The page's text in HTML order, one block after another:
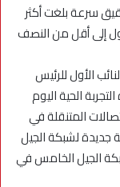
سرعة بلغت أكثر
إلى أقل من النصف
الأول للرئيس
الحية اليوم
المتنقلة في
جديدة لشبكة الجيل
الجيل الخامس في